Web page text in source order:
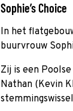
Sophie’s Choice
In het
buurvrouw
Zij is een
Nathan (Kevin